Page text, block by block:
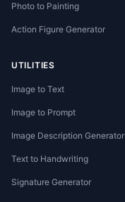
Photo to Painting
Action Figure Generator
UTILITIES
Image to Text
Image to Prompt
Image Description Generator
Text to Handwriting
Signature Generator